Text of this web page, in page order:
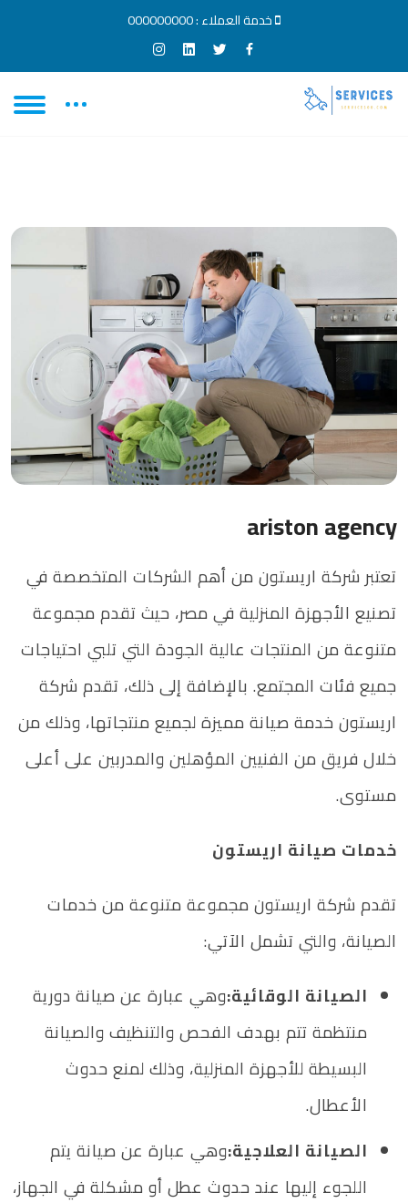
خدمة العملاء :000000000
ariston agency
تعتبر شركة اريستون من أهم الشركات المتخصصة في
تصنيع الأجهزة المنزلية في مصر، حيث تقدم مجموعة
متنوعة من المنتجات عالية الجودة التي تلبي احتياجات
جميع فئات المجتمع. بالإضافة إلى ذلك، تقدم شركة
اريستون خدمة صيانة مميزة لجميع منتجاتها، وذلك من
خلال فريق من الفنيين المؤهلين والمدربين على أعلى
مستوى.
خدمات صيانة اريستون
تقدم شركة اريستون مجموعة متنوعة من خدمات
الصيانة، والتي تشمل الآتي:
الصيانة الوقائية:وهي عبارة عن صيانة دورية
منتظمة تتم بهدف الفحص والتنظيف والصيانة
البسيطة للأجهزة المنزلية، وذلك لمنع حدوث
الأعطال.
الصيانة العلاجية:وهي عبارة عن صيانة يتم
اللجوء إليها عند حدوث عطل أو مشكلة في الجهاز،